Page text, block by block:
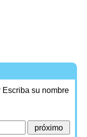
su nombre